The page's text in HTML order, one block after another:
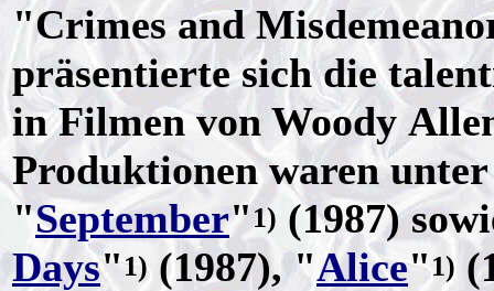
"Crimes and
präsentierte sich die
in Filmen von Woody
Produktionen waren
"September"1) (1987)
Days"1) (1987), "Alice"1)